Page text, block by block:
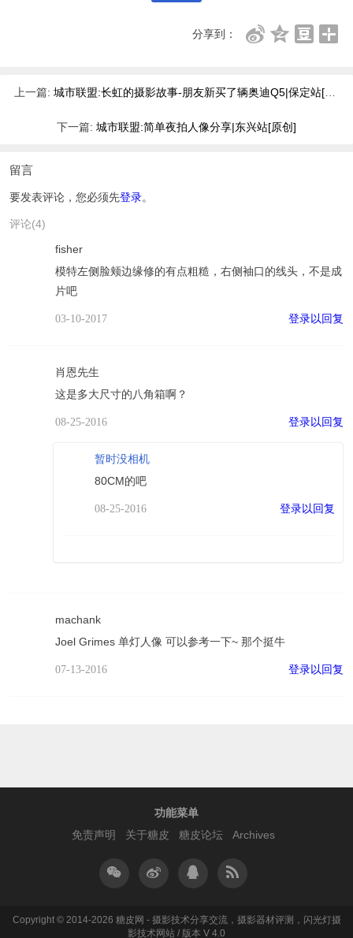
分享到：
上一篇: 城市联盟:长虹的摄影故事-朋友新买了辆奥迪Q5|保定站[原创]
下一篇: 城市联盟:简单夜拍人像分享|东兴站[原创]
留言
要发表评论，您必须先登录。
评论(4)
fisher
模特左侧脸颊边缘修的有点粗糙，右侧袖口的线头，不是成
片吧
03-10-2017 登录以回复
肖恩先生
这是多大尺寸的八角箱啊？
08-25-2016 登录以回复
暂时没相机
80CM的吧
08-25-2016 登录以回复
machank
Joel Grimes 单灯人像 可以参考一下~ 那个挺牛
07-13-2016 登录以回复
功能菜单
免责声明
关于糖皮 糖皮论坛 Archives
Copyright © 2014-2026 糖皮网 - 摄影技术分享交流，摄影器材评测，闪光灯摄
影技术网站 / 版本 V 4.0